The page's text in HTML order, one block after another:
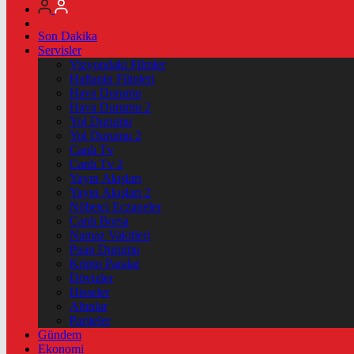
Son Dakika
Servisler
Vizyondaki Filmler
Haftanin Filmleri
Hava Durumu
Hava Durumu 2
Yol Durumu
Yol Durumu 2
Canlı Tv
Canlı Tv 2
Yayın Akışları
Yayın Akışları 2
Nöbetçi Eczaneler
Canlı Borsa
Namaz Vakitleri
Puan Durumu
Kripto Paralar
Dövizler
Hisseler
Altınlar
Pariteler
Gündem
Ekonomi